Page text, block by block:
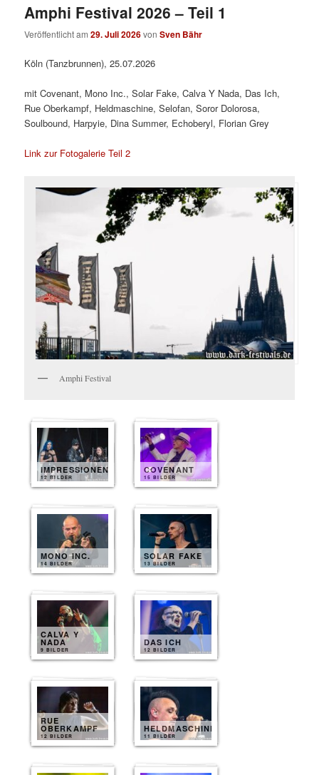
Amphi Festival 2026 – Teil 1
Veröffentlicht am29. Juli 2026vonSven Bähr
Köln (Tanzbrunnen), 25.07.2026
mit Covenant, Mono Inc., Solar Fake, Calva Y Nada, Das Ich,
Rue Oberkampf, Heldmaschine, Selofan, Soror Dolorosa,
Soulbound, Harpyie, Dina Summer, Echoberyl, Florian Grey
Link zur Fotogalerie Teil 2
Amphi Festival
IMPRESSIONEN
12 BILDER
COVENANT
15 BILDER
MONO INC.
14 BILDER
SOLAR FAKE
13 BILDER
CALVA Y
NADA
9 BILDER
DAS ICH
12 BILDER
RUE
OBERKAMPF
12 BILDER
HELDMASCHINE
11 BILDER